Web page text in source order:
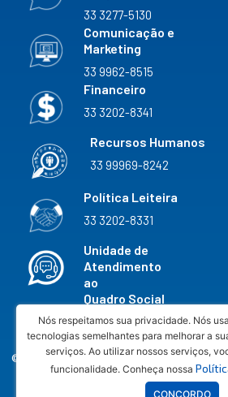
Nós respeitamos sua privacidade. Nós
tecnologias semelhantes para melhorar a
serviços. Ao utilizar nossos serviços,
funcionalidade. Conheça nossa
CONCORDO
33 3277-5130
Comunicação e
Marketing
33 9962-8515
Financeiro
33 3202-8341
Recursos Humanos
33 99969-8242
Política Leiteira
33 3202-8331
Unidade de
Atendimento
ao
Quadro Social
33 3202-8327
© 2026 COOPERATIVA AGROPECUÁRIA
RIO DOCE LTDA - CNPJ 20.598.645/0033-